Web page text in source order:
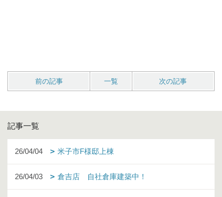
前の記事 一覧 次の記事
記事一覧
26/04/04 米子市F様邸上棟
26/04/03 倉吉店 自社倉庫建築中！